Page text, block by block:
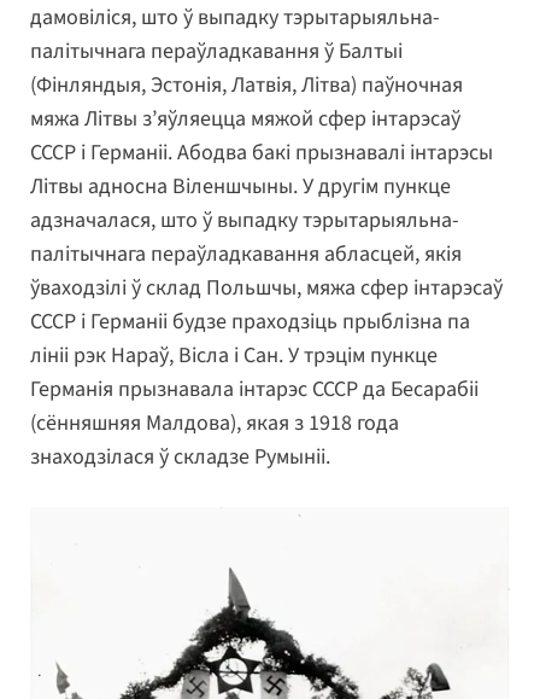
дамовіліся, што ў выпадку тэрытарыяльна-
палітычнага пераўладкавання ў Балтыі
(Фінляндыя, Эстонія, Латвія, Літва) паўночная
мяжа Літвы з’яўляецца мяжой сфер інтарэсаў
СССР і Германіі. Абодва бакі прызнавалі інтарэсы
Літвы адносна Віленшчыны. У другім пункце
адзначалася, што ў выпадку тэрытарыяльна-
палітычнага пераўладкавання абласцей, якія
ўваходзілі ў склад Польшчы, мяжа сфер інтарэсаў
СССР і Германіі будзе праходзіць прыблізна па
лініі рэк Нараў, Вісла і Сан. У трэцім пункце
Германія прызнавала інтарэс СССР да Бесарабіі
(сённяшняя Малдова), якая з 1918 года
знаходзілася ў складзе Румыніі.